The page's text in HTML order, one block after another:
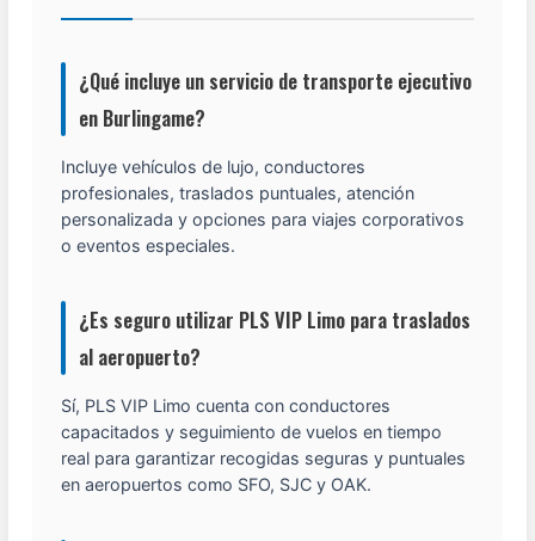
¿Qué incluye un servicio de transporte ejecutivo
en Burlingame?
Incluye vehículos de lujo, conductores
profesionales, traslados puntuales, atención
personalizada y opciones para viajes corporativos
o eventos especiales.
¿Es seguro utilizar PLS VIP Limo para traslados
al aeropuerto?
Sí, PLS VIP Limo cuenta con conductores
capacitados y seguimiento de vuelos en tiempo
real para garantizar recogidas seguras y puntuales
en aeropuertos como SFO, SJC y OAK.